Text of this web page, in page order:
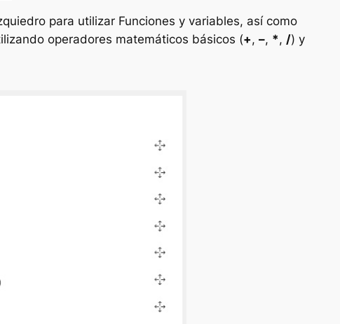
para utilizar Funciones y variables, así como
operadores matemáticos básicos (+, –, *, /) y